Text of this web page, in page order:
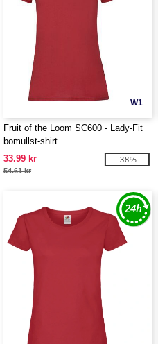
W1
Fruit of the Loom SC600 - Lady-Fit
bomullst-shirt
33.99 kr
54.61 kr
-38%